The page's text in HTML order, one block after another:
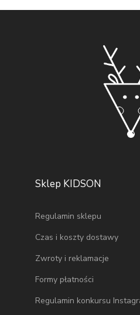
Sklep KIDSON
Regulamin sklepu
Czas i koszty dostawy
Zwroty i reklamacje
Formy płatności
Regulamin konkursu